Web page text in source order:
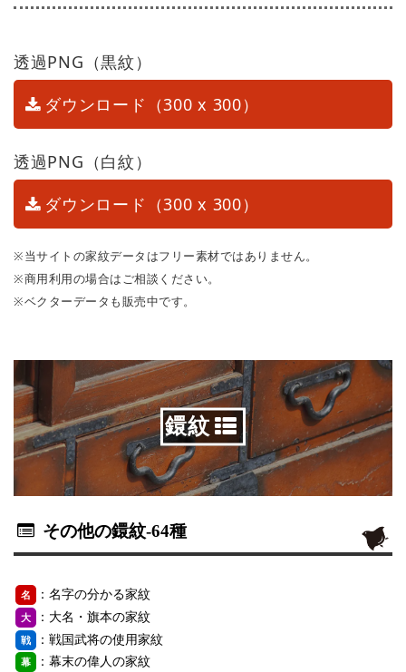
透過PNG（黒紋）
ダウンロード（300 x 300）
透過PNG（白紋）
ダウンロード（300 x 300）
※当サイトの家紋データはフリー素材ではありません。
※商用利用の場合はご相談ください。
※ベクターデータも販売中です。
鐶紋
その他の鐶紋-64種
名 ：名字の分かる家紋
大 ：大名・旗本の家紋
戦 ：戦国武将の使用家紋
幕 ：幕末の偉人の家紋